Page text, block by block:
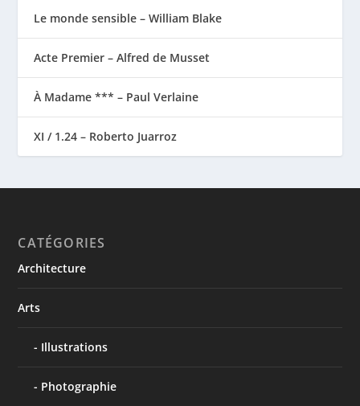
Le monde sensible – William Blake
Acte Premier – Alfred de Musset
À Madame *** – Paul Verlaine
XI / 1.24 – Roberto Juarroz
CATÉGORIES
Architecture
Arts
Illustrations
Photographie